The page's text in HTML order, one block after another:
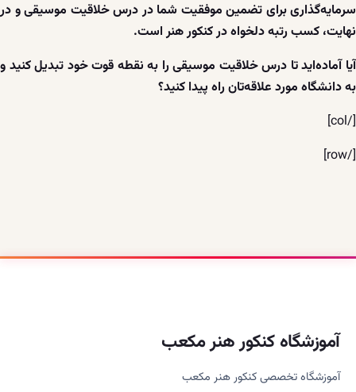
سرمایه‌گذاری برای تضمین موفقیت شما در درس خلاقیت موسیقی و در
نهایت، کسب رتبه دلخواه در کنکور هنر است.
آیا آماده‌اید تا درس خلاقیت موسیقی را به نقطه قوت خود تبدیل کنید و
به دانشگاه مورد علاقه‌تان راه پیدا کنید؟
[/col]
[/row]
آموزشگاه کنکور هنر مکعب
آموزشگاه تخصصی کنکور هنر مکعب